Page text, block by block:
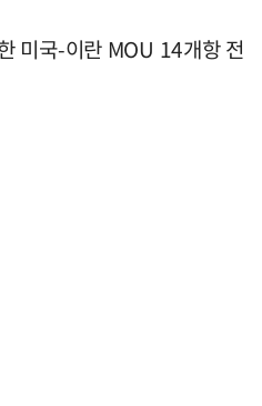
미국-이란 MOU 14개항 전